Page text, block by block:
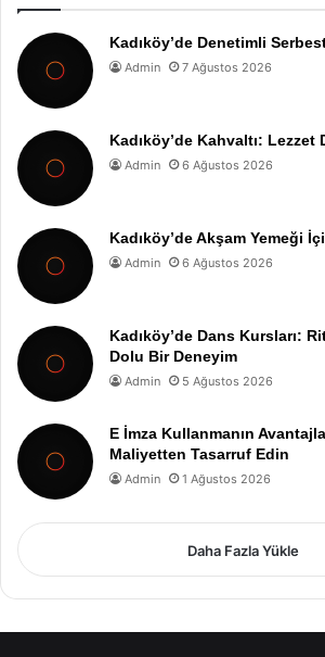
Kadıköy’de Denetimli
Admin 7 Ağustos 2026
Kadıköy’de Kahvaltı: Lezzet
Admin 6 Ağustos 2026
Kadıköy’de Akşam Yemeği
Admin 6 Ağustos 2026
Kadıköy’de Dans Kursları:
Dolu Bir Deneyim
Admin 5 Ağustos 2026
E İmza Kullanmanın
Maliyetten Tasarruf Edin
Admin 1 Ağustos 2026
Daha Fazla Yükle